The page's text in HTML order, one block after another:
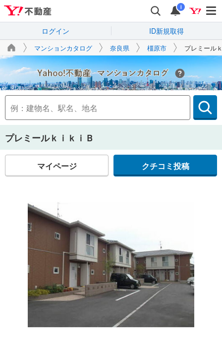
i
ログイン ID新規取得
マンションカタログ 奈良県 橿原市 プレミール
Yahoo!不動産
プレミールｋｉｋｉＢ
マイページ クチコミ投稿